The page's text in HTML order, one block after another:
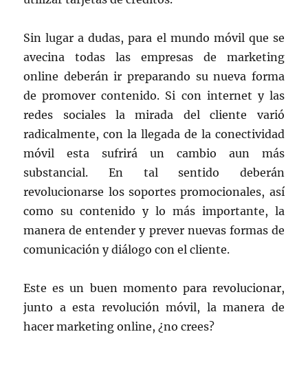
Sin lugar a dudas, para el mundo móvil que se
avecina todas las empresas de marketing
online deberán ir preparando su nueva forma
de promover contenido. Si con internet y las
redes sociales la mirada del cliente varió
radicalmente, con la llegada de la conectividad
móvil esta sufrirá un cambio aun más
substancial. En tal sentido deberán
revolucionarse los soportes promocionales, así
como su contenido y lo más importante, la
manera de entender y prever nuevas formas de
comunicación y diálogo con el cliente.
Este es un buen momento para revolucionar,
junto a esta revolución móvil, la manera de
hacer marketing online, ¿no crees?